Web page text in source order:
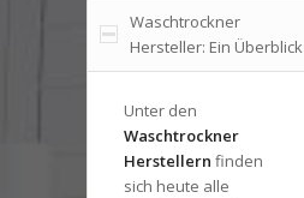
Waschtrockner
Hersteller: Ein Überblick
Unter den
Waschtrockner
Herstellern finden
sich heute alle